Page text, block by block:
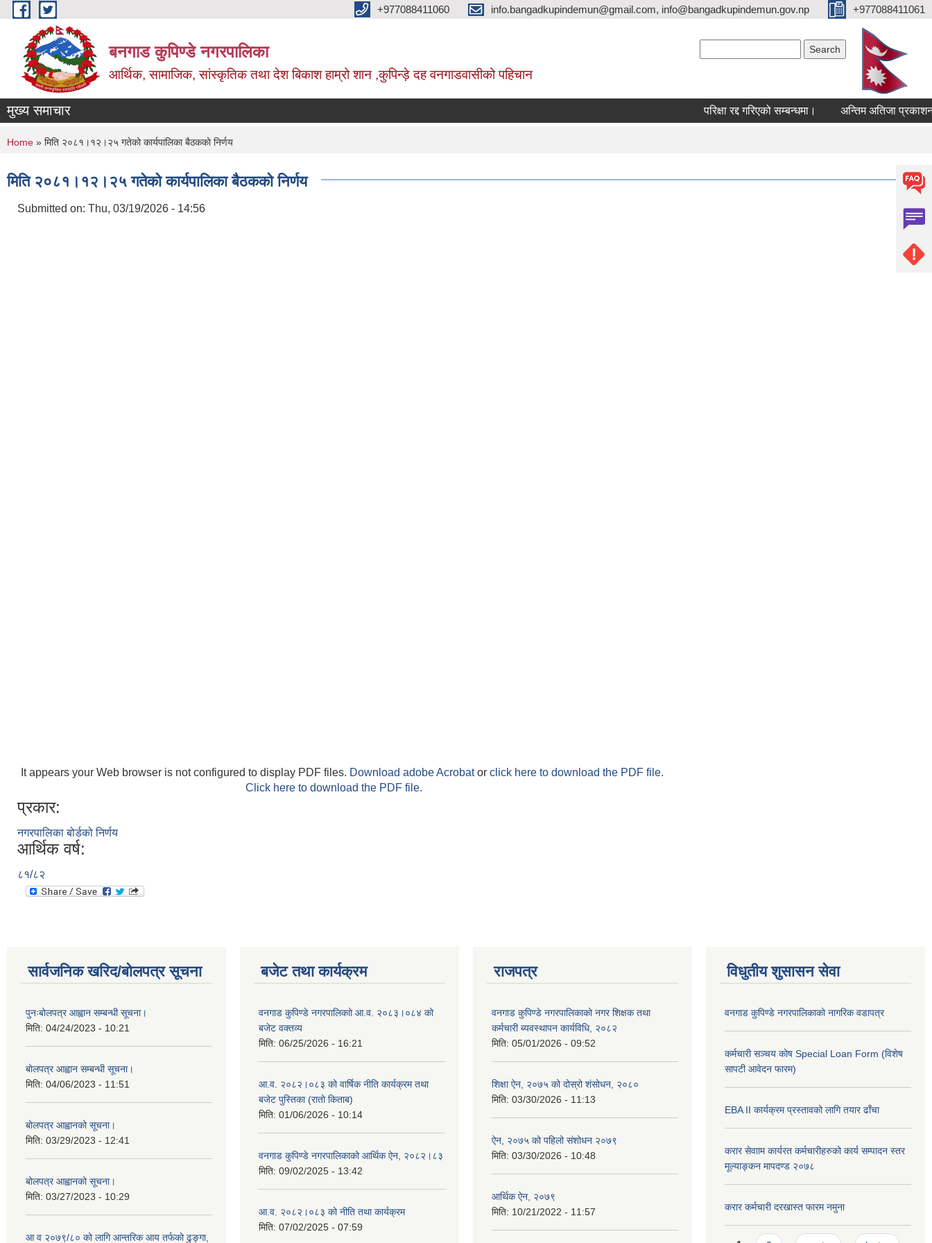
Skip to main content +977088411060 info.bangadkupindemun@gmail.com, info@bangadkupindemun.gov.np +977088411061
बनगाड कुपिण्डे नगरपालिका
आर्थिक, सामाजिक, सांस्कृतिक तथा देश बिकाश हाम्रो शान ,कुपिन्ड़े दह वनगाडवासीको पहिचान
मुख्य समाचार परिक्षा रद्द गरिएको सम्बन्धमा। अन्तिम अतिजा प्रकाशन
You are here
Home » मिति २०८१।१२।२५ गतेको कार्यपालिका बैठकको निर्णय
मिति २०८१।१२।२५ गतेको कार्यपालिका बैठकको निर्णय
Submitted on: Thu, 03/19/2026 - 14:56
It appears your Web browser is not configured to display PDF files. Download adobe Acrobator click here to download the PDF file.
Click here to download the PDF file.
प्रकार:
नगरपालिका बोर्डको निर्णय
आर्थिक वर्ष:
८१/८२
सार्वजनिक खरिद/बोलपत्र सूचना
पुनःबोलपत्र आह्वान सम्बन्धी सूचना।
मिति: 04/24/2023 - 10:21
बोलपत्र आह्वान सम्बन्धी सूचना।
मिति: 04/06/2023 - 11:51
बोलपत्र आह्वानको सूचना।
मिति: 03/29/2023 - 12:41
बोलपत्र आह्वानको सूचना।
मिति: 03/27/2023 - 10:29
आ व २०७९/८० को लागि आन्तरिक आय तर्फको ढुङ्गा,
बजेट तथा कार्यक्रम
वनगाड कुपिण्डे नगरपालिकाो आ.व. २०८३।०८४ को
बजेट वक्तव्य
मिति: 06/25/2026 - 16:21
आ.व. २०८२।०८३ को वार्षिक नीति कार्यक्रम तथा
बजेट पुस्तिका (रातो किताब)
मिति: 01/06/2026 - 10:14
वनगाड कुपिण्डे नगरपालिकाको आर्थिक ऐन, २०८२।८३
मिति: 09/02/2025 - 13:42
आ.व. २०८२।०८३ को नीति तथा कार्यक्रम
मिति: 07/02/2025 - 07:59
राजपत्र
वनगाड कुपिण्डे नगरपालिकाको नगर शिक्षक तथा
कर्मचारी ब्यवस्थापन कार्यविधि, २०८२
मिति: 05/01/2026 - 09:52
शिक्षा ऐन, २०७५ को दोस्रो शंसोधन, २०८०
मिति: 03/30/2026 - 11:13
ऐन, २०७५ को पहिलो संशोधन २०७९
मिति: 03/30/2026 - 10:48
आर्थिक ऐन, २०७९
मिति: 10/21/2022 - 11:57
विधुतीय शुसासन सेवा
वनगाड कुपिण्डे नगरपालिकाको नागरिक वडापत्र
कर्मचारी सञ्चय कोष Special Loan Form (विशेष
सापटी आवेदन फारम)
EBA II कार्यक्रम प्रस्तावको लागि तयार ढाँचा
करार सेवााम कार्यरत कर्मचारीहरुको कार्य सम्पादन स्तर
मूल्याङ्कन मापदण्ड २०७८
करार कर्मचारी दरखास्त फारम नमुना